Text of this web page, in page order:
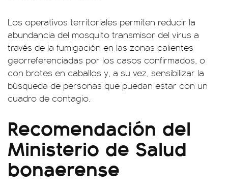
Los operativos territoriales permiten reducir la
abundancia del mosquito transmisor del virus a
través de la fumigación en las zonas calientes
georreferenciadas por los casos confirmados, o
con brotes en caballos y, a su vez, sensibilizar la
búsqueda de personas que puedan estar con un
cuadro de contagio.
Recomendación del
Ministerio de Salud
bonaerense